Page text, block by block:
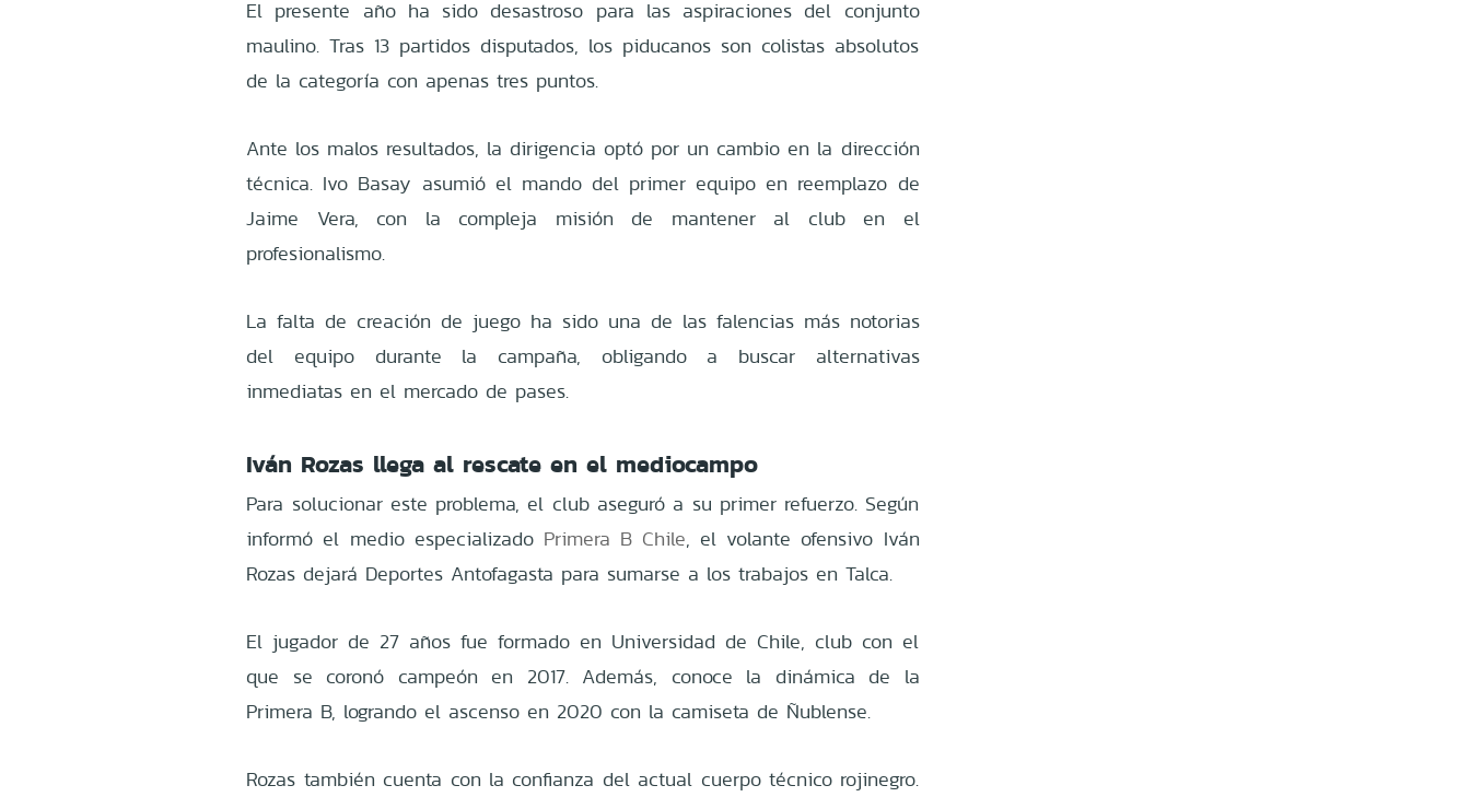
El presente año ha sido desastroso para las aspiraciones del conjunto
maulino. Tras 13 partidos disputados, los piducanos son colistas absolutos
de la categoría con apenas tres puntos.
Ante los malos resultados, la dirigencia optó por un cambio en la dirección
técnica. Ivo Basay asumió el mando del primer equipo en reemplazo de
Jaime Vera, con la compleja misión de mantener al club en el
profesionalismo.
La falta de creación de juego ha sido una de las falencias más notorias
del equipo durante la campaña, obligando a buscar alternativas
inmediatas en el mercado de pases.
Iván Rozas llega al rescate en el mediocampo
Para solucionar este problema, el club aseguró a su primer refuerzo. Según
informó el medio especializado Primera B Chile, el volante ofensivo Iván
Rozas dejará Deportes Antofagasta para sumarse a los trabajos en Talca.
El jugador de 27 años fue formado en Universidad de Chile, club con el
que se coronó campeón en 2017. Además, conoce la dinámica de la
Primera B, logrando el ascenso en 2020 con la camiseta de Ñublense.
Rozas también cuenta con la confianza del actual cuerpo técnico rojinegro.